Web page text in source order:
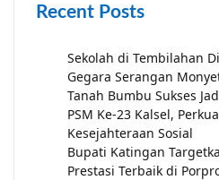
Recent Posts
Sekolah di Tembilahan
Gegara Serangan
Tanah Bumbu Sukses
PSM Ke-23 Kalsel,
Kesejahteraan Sosial
Bupati Katingan
Prestasi Terbaik di